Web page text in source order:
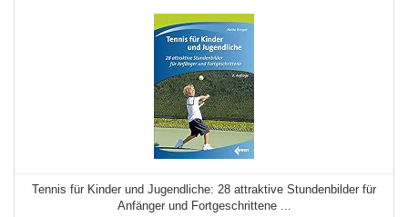
Tennis für Kinder und Jugendliche: 28 attraktive Stundenbilder für
Anfänger und Fortgeschrittene ...